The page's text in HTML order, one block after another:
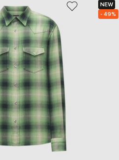
NEW
- 49%